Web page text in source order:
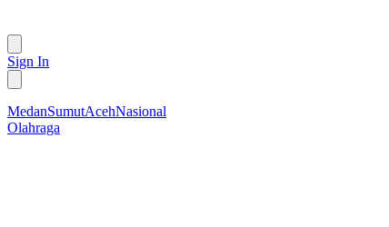
Sign In
MedanSumutAcehNasional
Olahraga